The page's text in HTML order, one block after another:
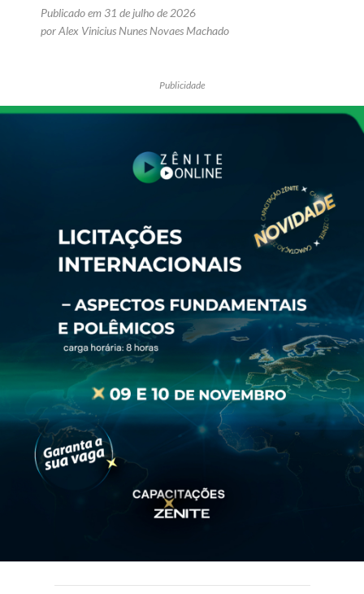
Publicado em 31 de julho de 2026
por Alex Vinicius Nunes Novaes Machado
Publicidade